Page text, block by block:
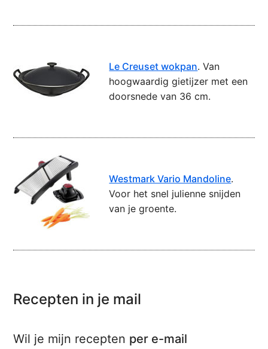
Le Creuset wokpan. Van
hoogwaardig gietijzer met een
doorsnede van 36 cm.
Westmark Vario Mandoline.
Voor het snel julienne snijden
van je groente.
Recepten in je mail
Wil je mijn recepten per e-mail